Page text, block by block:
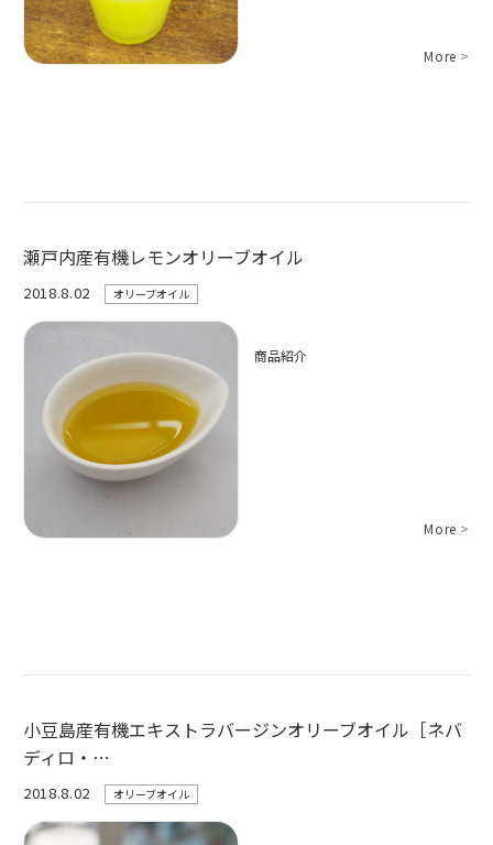
More >
瀬戸内産有機レモンオリーブオイル
2018.8.02 オリーブオイル
商品紹介
More >
小豆島産有機エキストラバージンオリーブオイル［ネバ
ディロ・…
2018.8.02 オリーブオイル